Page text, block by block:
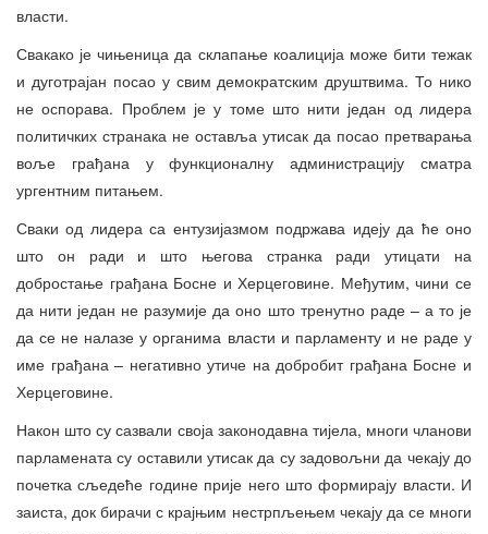
власти.
Свакако је чињеница да склапање коалиција може бити тежак
и дуготрајан посао у свим демократским друштвима. То нико
не оспорава. Проблем је у томе што нити један од лидера
политичких странака не оставља утисак да посао претварања
воље грађана у функционалну администрацију сматра
ургентним питањем.
Сваки од лидера са ентузијазмом подржава идеју да ће оно
што он ради и што његова странка ради утицати на
добростање грађана Босне и Херцеговине. Међутим, чини се
да нити један не разумије да оно што тренутно раде – а то је
да се не налазе у органима власти и парламенту и не раде у
име грађана – негативно утиче на добробит грађана Босне и
Херцеговине.
Након што су сазвали своја законодавна тијела, многи чланови
парламената су оставили утисак да су задовољни да чекају до
почетка сљедеће године прије него што формирају власти. И
заиста, док бирачи с крајњим нестрпљењем чекају да се многи